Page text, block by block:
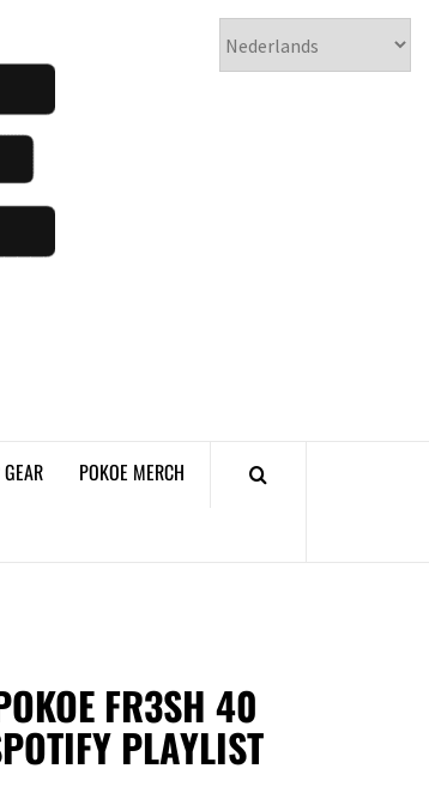
𝗣𝗢𝗞𝗢𝗘
POKOE MERCH
FR3SH 40
PLAYLIST